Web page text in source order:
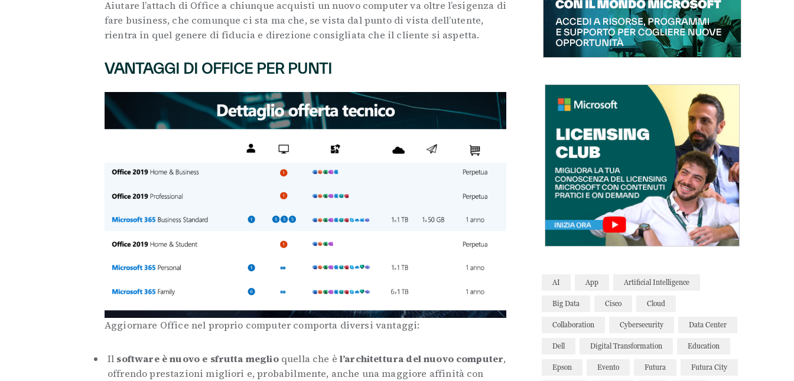
Aiutare l’attach di Office a chiunque acquisti un nuovo computer va oltre l’esigenza di
fare business, che comunque ci sta ma che, se vista dal punto di vista dell’utente,
rientra in quel genere di fiducia e direzione consigliata che il cliente si aspetta.
VANTAGGI DI OFFICE PER PUNTI
Aggiornare Office nel proprio computer comporta diversi vantaggi:
Il software è nuovo e sfrutta meglioquella che èl’architettura del nuovo computer,
offrendo prestazioni migliori e, probabilmente, anche una maggiore affinità con
AI App Artificial Intelligence
Big Data Cisco Cloud
Collaboration Cybersecurity Data Center
Dell Digital Transformation Education
Epson Evento Futura Futura City